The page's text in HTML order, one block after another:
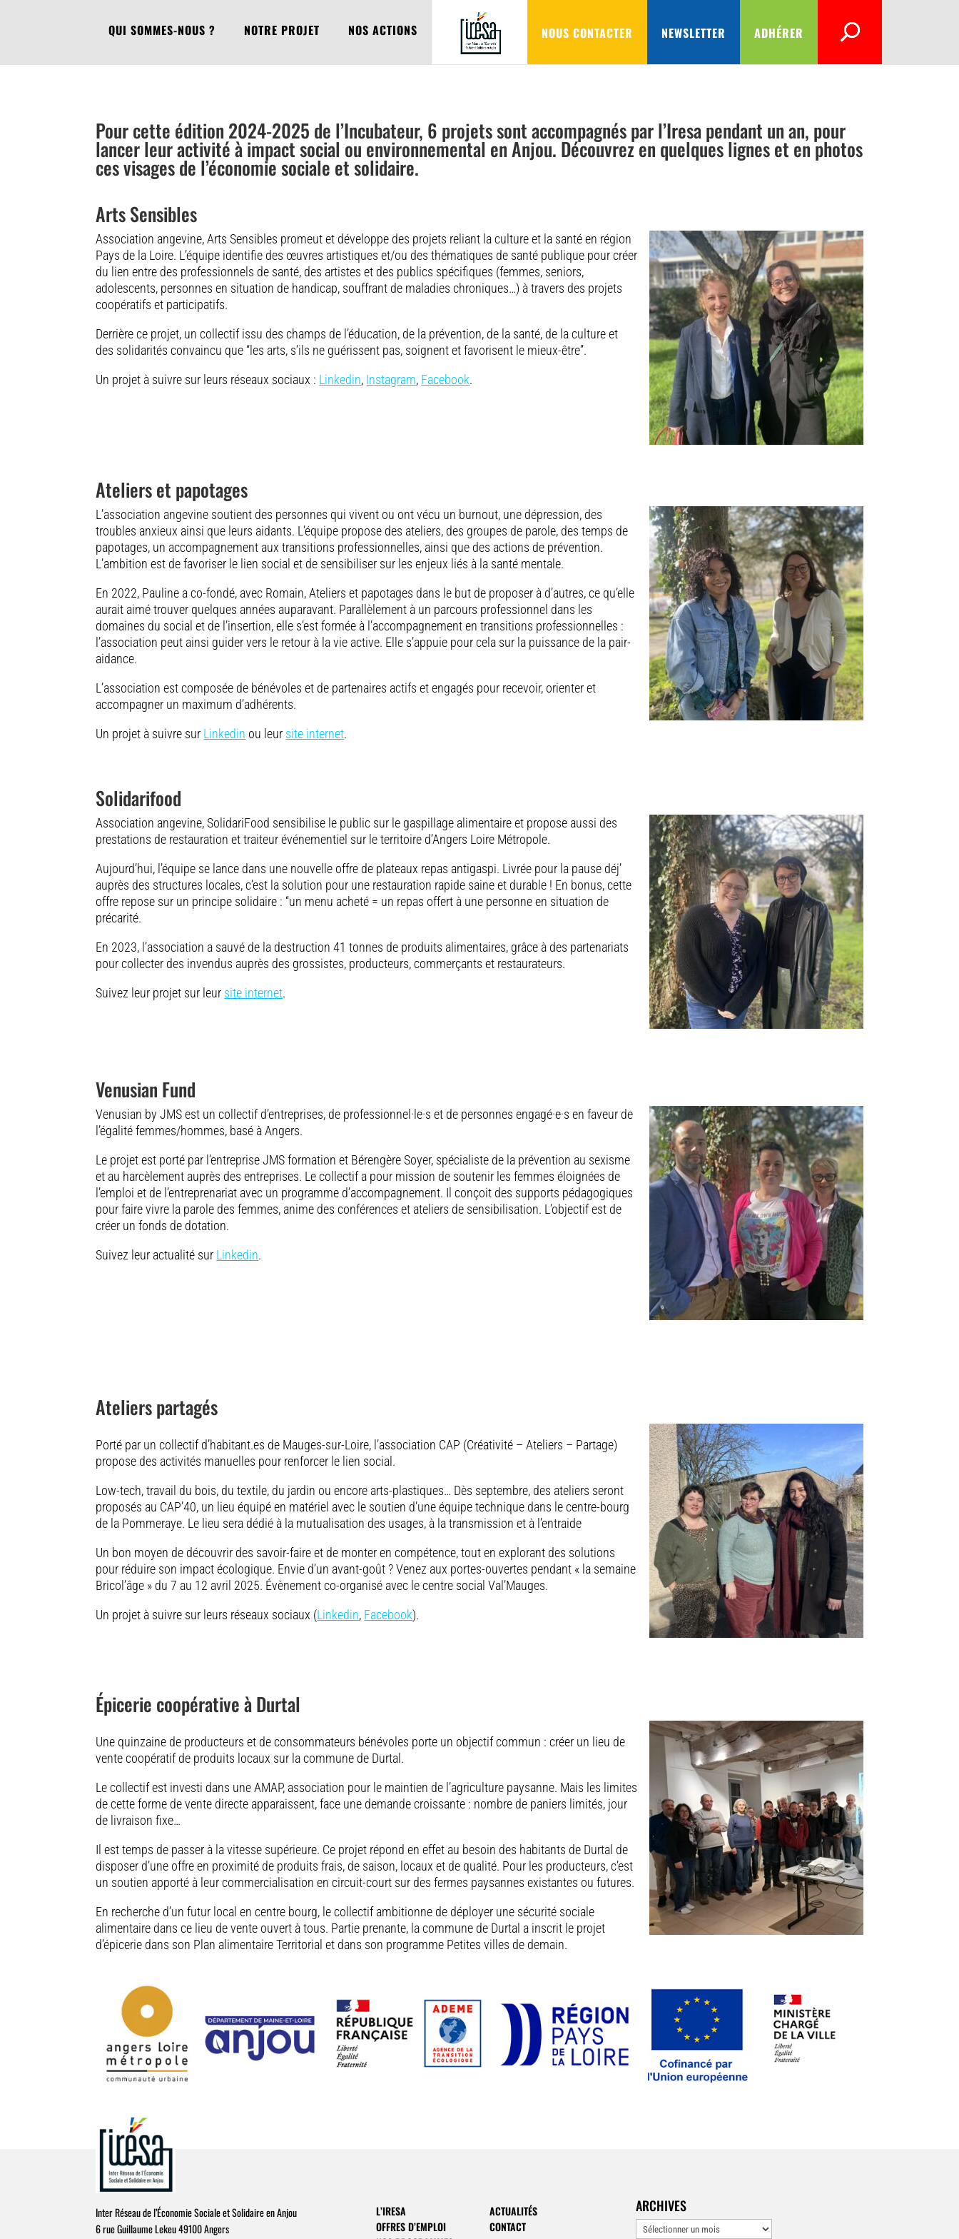
QUI SOMMES-NOUS ? NOTRE PROJET NOS ACTIONS NOUS CONTACTER NEWSLETTER ADHÉRER
Pour cette édition 2024-2025 de l’Incubateur, 6 projets sont accompagnés par l’Iresa pendant un an, pour
lancer leur activité à impact social ou environnemental en Anjou. Découvrez en quelques lignes et en photos
ces visages de l’économie sociale et solidaire.
Arts Sensibles
Association angevine, Arts Sensibles promeut et développe des projets reliant la culture et la santé en région
Pays de la Loire. L’équipe identifie des œuvres artistiques et/ou des thématiques de santé publique pour créer
du lien entre des professionnels de santé, des artistes et des publics spécifiques (femmes, seniors,
adolescents, personnes en situation de handicap, souffrant de maladies chroniques…) à travers des projets
coopératifs et participatifs.
Derrière ce projet, un collectif issu des champs de l’éducation, de la prévention, de la santé, de la culture et
des solidarités convaincu que “les arts, s’ils ne guérissent pas, soignent et favorisent le mieux-être”.
Un projet à suivre sur leurs réseaux sociaux : Linkedin, Instagram, Facebook.
Ateliers et papotages
L’association angevine soutient des personnes qui vivent ou ont vécu un burnout, une dépression, des
troubles anxieux ainsi que leurs aidants. L’équipe propose des ateliers, des groupes de parole, des temps de
papotages, un accompagnement aux transitions professionnelles, ainsi que des actions de prévention.
L’ambition est de favoriser le lien social et de sensibiliser sur les enjeux liés à la santé mentale.
En 2022, Pauline a co-fondé, avec Romain, Ateliers et papotages dans le but de proposer à d’autres, ce qu’elle
aurait aimé trouver quelques années auparavant. Parallèlement à un parcours professionnel dans les
domaines du social et de l’insertion, elle s’est formée à l’accompagnement en transitions professionnelles :
l’association peut ainsi guider vers le retour à la vie active. Elle s’appuie pour cela sur la puissance de la pair-
aidance.
L’association est composée de bénévoles et de partenaires actifs et engagés pour recevoir, orienter et
accompagner un maximum d’adhérents.
Un projet à suivre sur Linkedin ou leur site internet.
Solidarifood
Association angevine, SolidariFood sensibilise le public sur le gaspillage alimentaire et propose aussi des
prestations de restauration et traiteur événementiel sur le territoire d’Angers Loire Métropole.
Aujourd’hui, l’équipe se lance dans une nouvelle offre de plateaux repas antigaspi. Livrée pour la pause déj’
auprès des structures locales, c’est la solution pour une restauration rapide saine et durable ! En bonus, cette
offre repose sur un principe solidaire : “un menu acheté = un repas offert à une personne en situation de
précarité.
En 2023, l’association a sauvé de la destruction 41 tonnes de produits alimentaires, grâce à des partenariats
pour collecter des invendus auprès des grossistes, producteurs, commerçants et restaurateurs.
Suivez leur projet sur leur site internet.
Venusian Fund
Venusian by JMS est un collectif d’entreprises, de professionnel·le·s et de personnes engagé·e·s en faveur de
l’égalité femmes/hommes, basé à Angers.
Le projet est porté par l’entreprise JMS formation et Bérengère Soyer, spécialiste de la prévention au sexisme
et au harcèlement auprès des entreprises. Le collectif a pour mission de soutenir les femmes éloignées de
l’emploi et de l’entreprenariat avec un programme d’accompagnement. Il conçoit des supports pédagogiques
pour faire vivre la parole des femmes, anime des conférences et ateliers de sensibilisation. L’objectif est de
créer un fonds de dotation.
Suivez leur actualité sur Linkedin.
Ateliers partagés
Porté par un collectif d’habitant.es de Mauges-sur-Loire, l’association CAP (Créativité – Ateliers – Partage)
propose des activités manuelles pour renforcer le lien social.
Low-tech, travail du bois, du textile, du jardin ou encore arts-plastiques… Dès septembre, des ateliers seront
proposés au CAP’40, un lieu équipé en matériel avec le soutien d’une équipe technique dans le centre-bourg
de la Pommeraye. Le lieu sera dédié à la mutualisation des usages, à la transmission et à l’entraide
Un bon moyen de découvrir des savoir-faire et de monter en compétence, tout en explorant des solutions
pour réduire son impact écologique. Envie d’un avant-goût ? Venez aux portes-ouvertes pendant « la semaine
Bricol’âge » du 7 au 12 avril 2025. Évènement co-organisé avec le centre social Val’Mauges.
Un projet à suivre sur leurs réseaux sociaux (Linkedin, Facebook).
Épicerie coopérative à Durtal
Une quinzaine de producteurs et de consommateurs bénévoles porte un objectif commun : créer un lieu de
vente coopératif de produits locaux sur la commune de Durtal.
Le collectif est investi dans une AMAP, association pour le maintien de l’agriculture paysanne. Mais les limites
de cette forme de vente directe apparaissent, face une demande croissante : nombre de paniers limités, jour
de livraison fixe…
Il est temps de passer à la vitesse supérieure. Ce projet répond en effet au besoin des habitants de Durtal de
disposer d’une offre en proximité de produits frais, de saison, locaux et de qualité. Pour les producteurs, c’est
un soutien apporté à leur commercialisation en circuit-court sur des fermes paysannes existantes ou futures.
En recherche d’un futur local en centre bourg, le collectif ambitionne de déployer une sécurité sociale
alimentaire dans ce lieu de vente ouvert à tous. Partie prenante, la commune de Durtal a inscrit le projet
d’épicerie dans son Plan alimentaire Territorial et dans son programme Petites villes de demain.
Inter Réseau de l’Économie Sociale et Solidaire en Anjou
6 rue Guillaume Lekeu 49100 Angers
L’IRESA
ACTUALITÉS
OFFRES D’EMPLOI
CONTACT
ARCHIVES